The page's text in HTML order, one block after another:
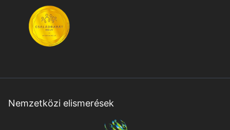
Nemzetközi elismerések